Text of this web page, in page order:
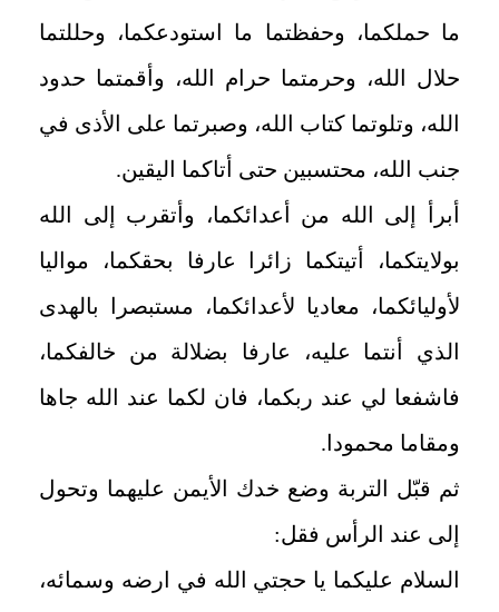
ما حملكما، وحفظتما ما استودعكما، وحللتما
حلال الله، وحرمتما حرام الله، وأقمتما حدود
الله، وتلوتما كتاب الله، وصبرتما على الأذى في
جنب الله، محتسبين حتى أتاكما اليقين.
أبرأ إلى الله من أعدائكما، وأتقرب إلى الله
بولايتكما، أتيتكما زائرا عارفا بحقكما، مواليا
لأوليائكما، معاديا لأعدائكما، مستبصرا بالهدى
الذي أنتما عليه، عارفا بضلالة من خالفكما،
فاشفعا لي عند ربكما، فان لكما عند الله جاها
ومقاما محمودا .
ثم قبّل التربة وضع خدك الأيمن عليهما وتحول
إلى عند الرأس فقل:
السلام عليكما يا حجتي الله في ارضه وسمائه،